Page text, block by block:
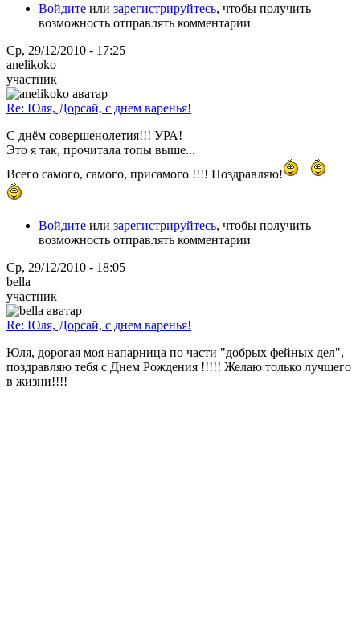
Войдите или зарегистрируйтесь, чтобы получить
возможность отправлять комментарии
Ср, 29/12/2010 - 17:25
anelikoko
участник
Re: Юля, Дорсай, с днем варенья!
С днём совершенолетия!!! УРА!
Это я так, прочитала топы выше...
Всего самого, самого, присамого !!!! Поздравляю!
Войдите или зарегистрируйтесь, чтобы получить
возможность отправлять комментарии
Ср, 29/12/2010 - 18:05
bella
участник
Re: Юля, Дорсай, с днем варенья!
Юля, дорогая моя напарница по части "добрых фейных дел",
поздравляю тебя с Днем Рождения !!!!! Желаю только лучшего
в жизни!!!!